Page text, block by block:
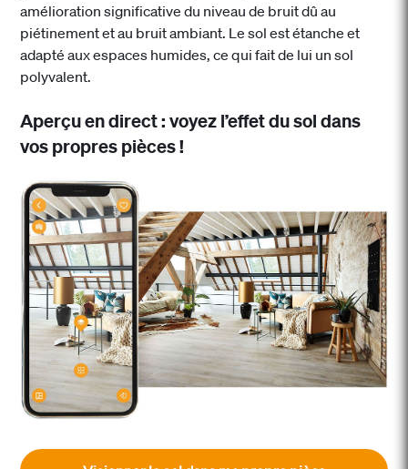
amélioration significative du niveau de bruit dû au
piétinement et au bruit ambiant. Le sol est étanche et
adapté aux espaces humides, ce qui fait de lui un sol
polyvalent.
Aperçu en direct : voyez l’effet du sol dans
vos propres pièces !